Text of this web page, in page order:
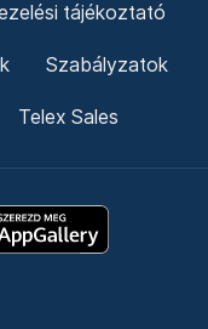
tájékoztató
Szabályzatok
Telex Sales